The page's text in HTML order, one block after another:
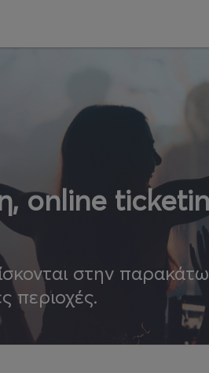
online
στην παρακάτω
περιοχές.